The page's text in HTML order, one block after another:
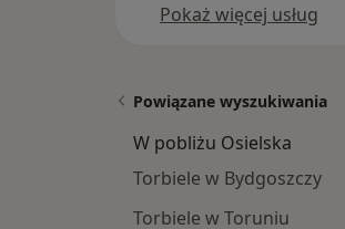
Pokaż więcej usług
Powiązane wyszukiwania
W pobliżu Osielska
Torbiele w Bydgoszczy
Torbiele w Toruniu